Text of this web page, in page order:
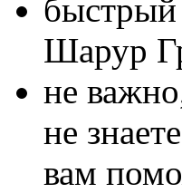
быстрый
Шарур
не
не
вам